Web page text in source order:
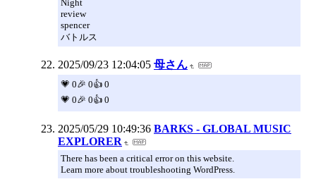
Night
review
spencer
バトルス
2025/09/23 12:04:05 母さん
💗 0🎉 0👍 0
💗 0🎉 0👍 0
2025/05/29 10:49:36 BARKS - GLOBAL MUSIC
EXPLORER
There has been a critical error on this website.
Learn more about troubleshooting WordPress.